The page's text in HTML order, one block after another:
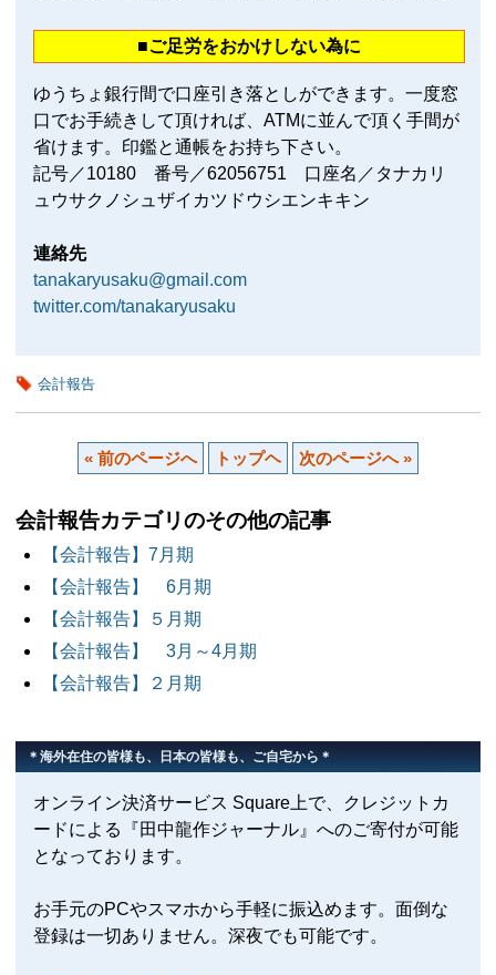
■ご足労をおかけしない為に
ゆうちょ銀行間で口座引き落としができます。一度窓
口でお手続きして頂ければ、ATMに並んで頂く手間が
省けます。印鑑と通帳をお持ち下さい。
記号／10180 番号／62056751 口座名／タナカリ
ュウサクノシュザイカツドウシエンキキン
連絡先
tanakaryusaku@gmail.com
twitter.com/tanakaryusaku
会計報告
« 前のページへ トップヘ 次のページへ »
会計報告カテゴリのその他の記事
【会計報告】7月期
【会計報告】 6月期
【会計報告】５月期
【会計報告】 3月～4月期
【会計報告】２月期
＊海外在住の皆様も、日本の皆様も、ご自宅から＊
オンライン決済サービス Square上で、クレジットカ
ードによる『田中龍作ジャーナル』へのご寄付が可能
となっております。
お手元のPCやスマホから手軽に振込めます。面倒な
登録は一切ありません。深夜でも可能です。